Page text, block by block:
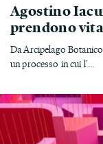
Agostino
prendono vita
Da Arcipelago
un processo in cui l'...